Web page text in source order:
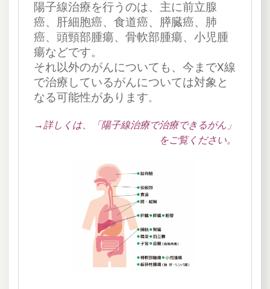
陽子線治療を行うのは、主に前立腺
癌、肝細胞癌、食道癌、膵臓癌、肺
癌、頭頸部腫瘍、骨軟部腫瘍、小児腫
瘍などです。
それ以外のがんについても、今までX線
で治療しているがんについては対象と
なる可能性があります。
→詳しくは、「陽子線治療で治療できるがん」
をご覧ください。